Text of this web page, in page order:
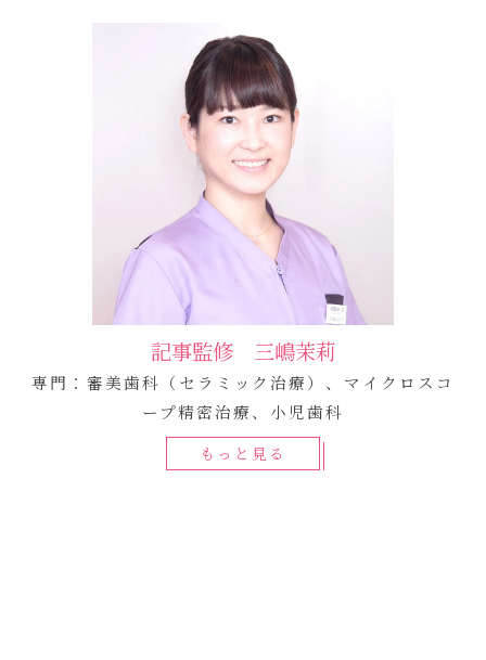
記事監修 三嶋茉莉
専門：審美歯科（セラミック治療）、マイクロスコ
ープ精密治療、小児歯科
もっと見る